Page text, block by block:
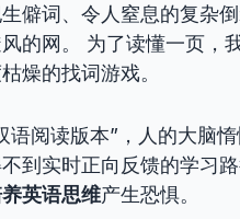
僻词、令人窒息的复杂
的网。 为了读懂一页，
燥的找词游戏。
语阅读版本”，人的大脑
到实时正向反馈的学习
英语思维产生恐惧。